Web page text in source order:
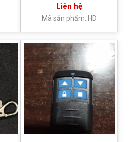
Liên hệ
Mã sản phẩm: HD